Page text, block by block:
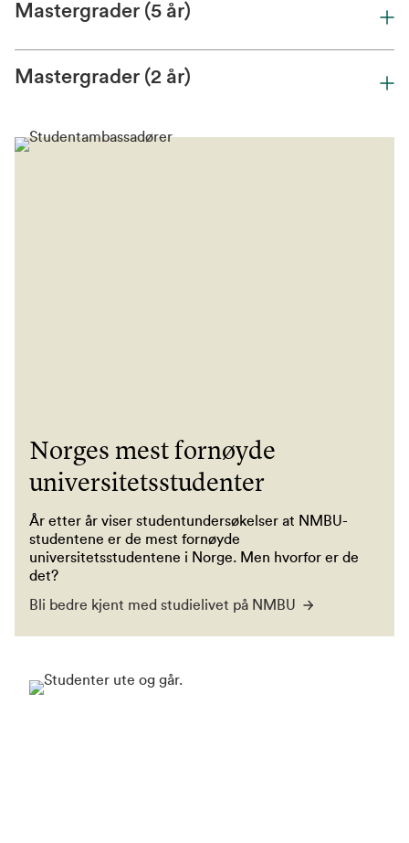
Mastergrader (5 år)
Mastergrader (2 år)
Norges mest fornøyde
universitetsstudenter
År etter år viser studentundersøkelser at NMBU-
studentene er de mest fornøyde
universitetsstudentene i Norge. Men hvorfor er de
det?
Bli bedre kjent med studielivet på NMBU